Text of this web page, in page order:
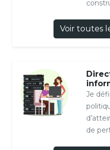
Voir toutes
Je
de